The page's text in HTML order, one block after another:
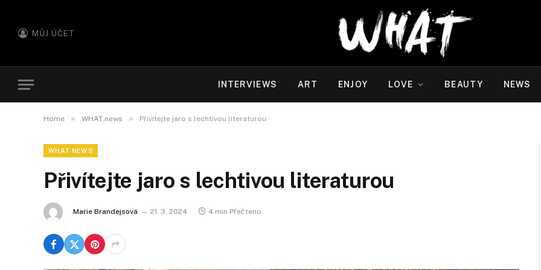
MŮJ ÚČET
INTERVIEWS ART ENJOY LOVE BEAUTY NEWS
Home » WHAT news » Přivítejte jaro s lechtivou literaturou
WHAT NEWS
Přivítejte jaro s lechtivou literaturou
Marie Brandejsová 21. 3. 2024 4 min Přečteno